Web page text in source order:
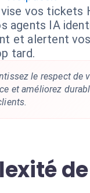
vos tickets
agents IA
et alertent
tard.
le respect de
et améliorez